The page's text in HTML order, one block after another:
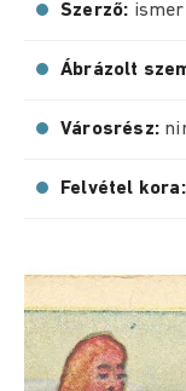
Szerző:
Ábrázolt
Városrész:
Felvétel kora: